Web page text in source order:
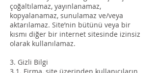
çoğaltılamaz, yayınlanamaz,
kopyalanamaz, sunulamaz ve/veya
aktarılamaz. Site’nin bütünü veya bir
kısmı diğer bir internet sitesinde izinsiz
olarak kullanılamaz.
3. Gizli Bilgi